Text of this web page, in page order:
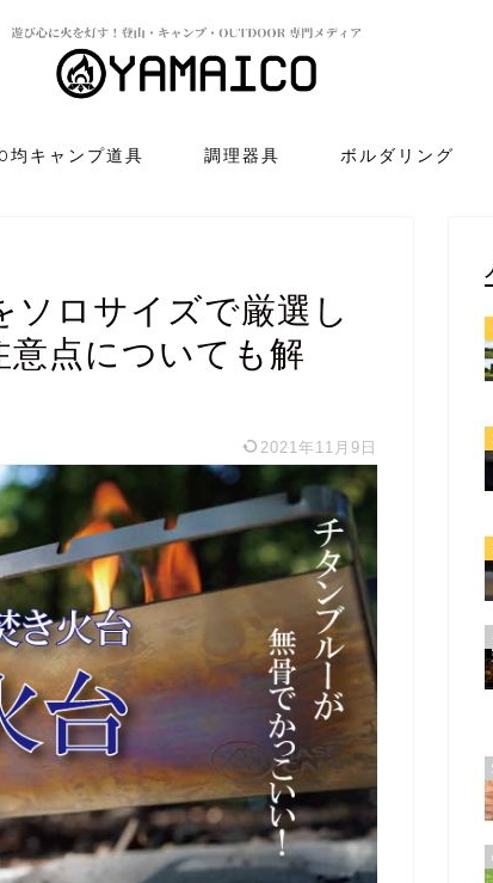
均キャンプ道具 調理器具 ボルダリング
ソロサイズで厳選し
点についても解
2021年11月9日